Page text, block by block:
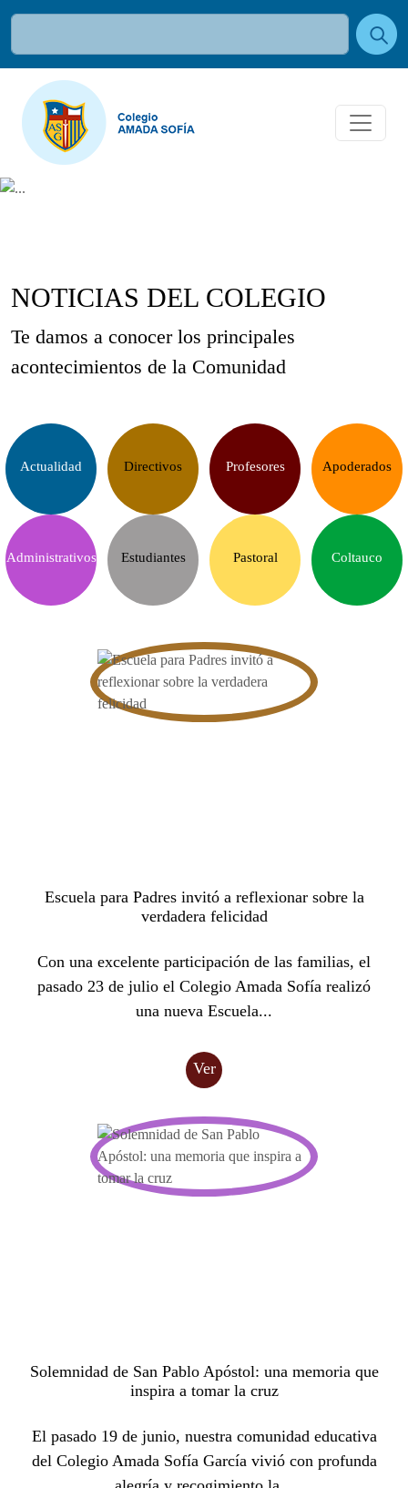
NOTICIAS DEL COLEGIO
Te damos a conocer los principales
acontecimientos de la Comunidad
Actualidad Directivos Profesores Apoderados
Administrativos Estudiantes Pastoral Coltauco
Escuela para Padres invitó a reflexionar sobre la
verdadera felicidad
Con una excelente participación de las familias, el
pasado 23 de julio el Colegio Amada Sofía realizó
una nueva Escuela...
Ver
Solemnidad de San Pablo Apóstol: una memoria que
inspira a tomar la cruz
El pasado 19 de junio, nuestra comunidad educativa
del Colegio Amada Sofía García vivió con profunda